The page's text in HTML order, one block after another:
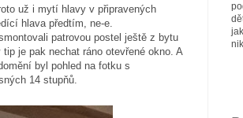
už i mytí hlavy v připravených
hlava předtím, ne-e.
patrovou postel ještě z bytu
je pak nechat ráno otevřené okno. A
byl pohled na fotku s
14 stupňů.